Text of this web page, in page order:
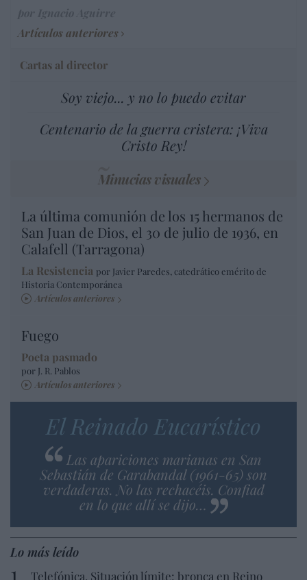
Artículos anteriores
Cartas al director
Soy viejo... y no lo puedo evitar
Centenario de la guerra cristera: ¡Viva
Cristo Rey!
Minucias visuales
La última comunión de los 15 hermanos de
San Juan de Dios, el 30 de julio de 1936, en
Calafell (Tarragona)
La Resistencia por Javier Paredes, catedrático emérito de
Historia Contemporánea
Artículos anteriores
Fuego
Poeta pasmado
por J. R. Pablos
Artículos anteriores
El Reinado Eucarístico
Las apariciones marianas en San
Sebastián de Garabandal (1961-65) son
verdaderas. No las rechacéis. Confiad
en lo que allí se dijo…
Lo más leído
Telefónica. Situación límite: bronca en Reino